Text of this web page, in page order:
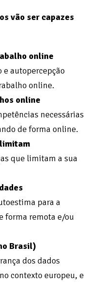
vão ser capazes
online
autopercepção
online.
online
necessárias
de forma online.
que limitam a sua
para a
forma remota e/ou
Brasil)
dos dados
contexto europeu, e